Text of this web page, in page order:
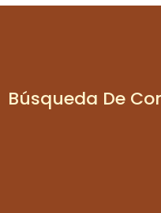
Búsqueda De